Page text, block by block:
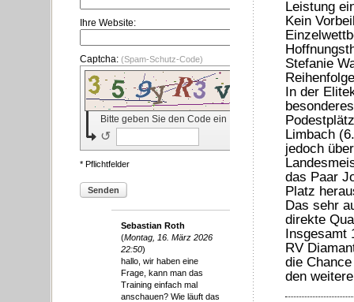
Ihre Website:
Captcha: (Spam-Schutz-Code)
Bitte geben Sie den Code ein
↺
* Pflichtfelder
Senden
Sebastian Roth
(Montag, 16. März 2026
22:50)
hallo, wir haben eine
Frage, kann man das
Training einfach mal
anschauen? Wie läuft das
Leistung
Kein
Stefanie
In der
Limbach
jedoch
das Paar
Platz
Das sehr
direkte
Insgesamt
RV
die
den